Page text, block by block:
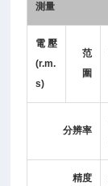
測量
電壓
(r.m.
s)
范
圍
分辨率
精度